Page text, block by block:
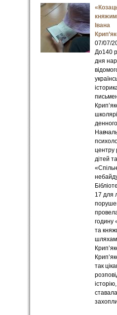
Івана
07/07/
До140
дня
центру
дітей
17 для
годину
та
так